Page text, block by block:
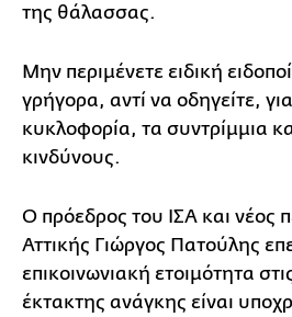
της θάλασσας.
Μην περιμένετε ειδική
γρήγορα, αντί να οδηγείτε,
κυκλοφορία, τα συντρίμμια
κινδύνους.
Ο πρόεδρος του ΙΣΑ και νέος
Αττικής Γιώργος Πατούλης
επικοινωνιακή ετοιμότητα
έκτακτης ανάγκης είναι